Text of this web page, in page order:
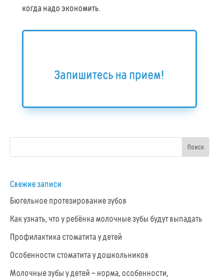
когда надо экономить.
Запишитесь на прием!
Свежие записи
Бюгельное протезирование зубов
Как узнать, что у ребёнка молочные зубы будут выпадать
Профилактика стоматита у детей
Особенности стоматита у дошкольников
Молочные зубы у детей – норма, особенности,